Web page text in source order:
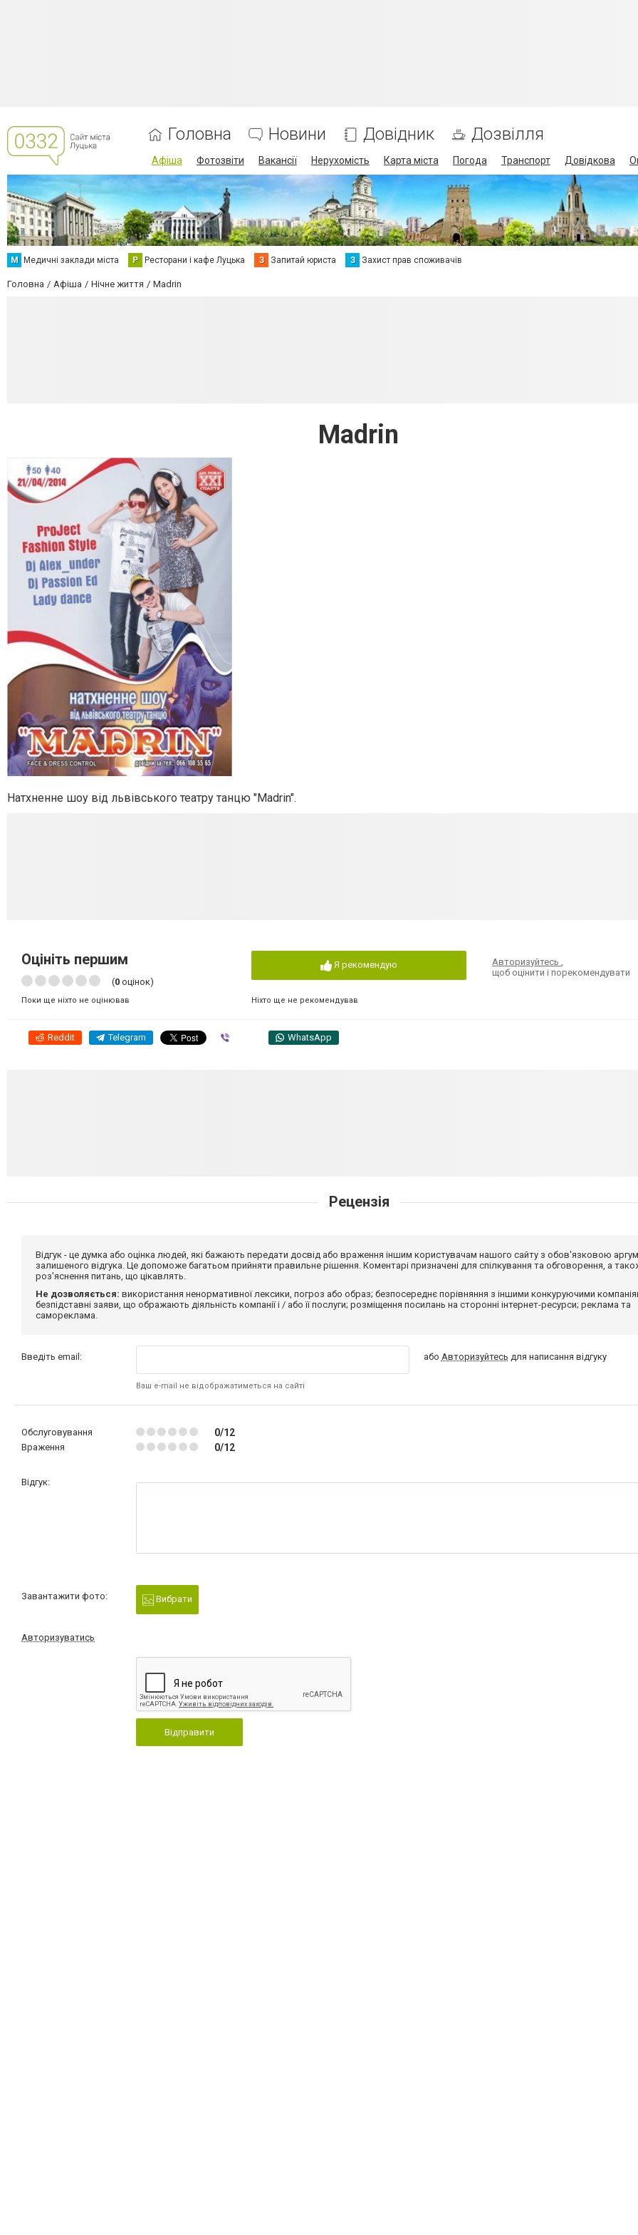
Головна Новини Довідник Дозвілля
Афіша Фотозвіти Вакансії Нерухомість Карта міста Погода Транспорт Довідкова
М Медичні заклади міста Р Ресторани і кафе Луцька З Запитай юриста З Захист прав споживачів
Головна Афіша Нічне життя Madrin
Madrin
Натхненне шоу від львівського театру танцю "Madrin".
Оцініть першим
(0 оцінок)
Поки ще ніхто не оцінював
Я рекомендую
Ніхто ще не рекомендував
Авторизуйтесь
щоб оцінити і порекомендувати
Reddit Telegram WhatsApp
Рецензія
Відгук - це думка або оцінка людей, які бажають передати досвід або враження іншим користувачам нашого сайту з обов'язковою
залишеного відгука. Це допоможе багатьом прийняти правильне рішення. Коментарі призначені для спілкування та обговорення, а
роз'яснення питань, що цікавлять.
Не дозволяється: використання ненормативної лексики, погроз або образ; безпосереднє порівняння з іншими конкуруючими
безпідставні заяви, що ображають діяльність компанії і / або її послуги; розміщення посилань на сторонні інтернет-ресурси; реклама та
самореклама.
Введіть email:
Ваш e-mail не відображатиметься на сайті
або Авторизуйтесь для написання відгуку
Обслуговування 0/12
Враження 0/12
Відгук:
Завантажити фото: Вибрати
Авторизуватись
Відправити